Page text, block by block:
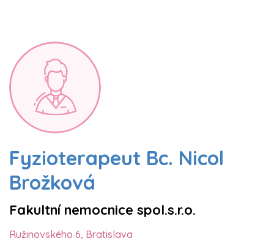
Fyzioterapeut Bc. Nicol
Brožková
Fakultní nemocnice spol.s.r.o.
Ružinovského 6, Bratislava